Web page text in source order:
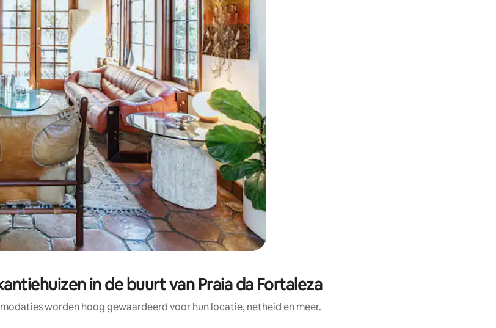
de pijltjestoetsen omhoog en omlaag, óf door te tikken of swipen.
in de buurt van Praia da Fortaleza
worden hoog gewaardeerd voor hun locatie, netheid en meer.